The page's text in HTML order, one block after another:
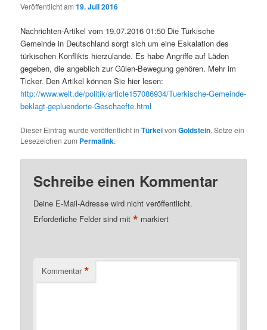
Veröffentlicht am19. Juli 2016
Nachrichten-Artikel vom 19.07.2016 01:50 Die Türkische
Gemeinde in Deutschland sorgt sich um eine Eskalation des
türkischen Konflikts hierzulande. Es habe Angriffe auf Läden
gegeben, die angeblich zur Gülen-Bewegung gehören. Mehr im
Ticker. Den Artikel können Sie hier lesen:
http://www.welt.de/politik/article157086934/Tuerkische-Gemeinde-
beklagt-gepluenderte-Geschaefte.html
Dieser Eintrag wurde veröffentlicht inTürkeivonGoldstein. Setze ein
Lesezeichen zum Permalink.
Schreibe einen Kommentar
Deine E-Mail-Adresse wird nicht veröffentlicht.
Erforderliche Felder sind mit* markiert
Kommentar *